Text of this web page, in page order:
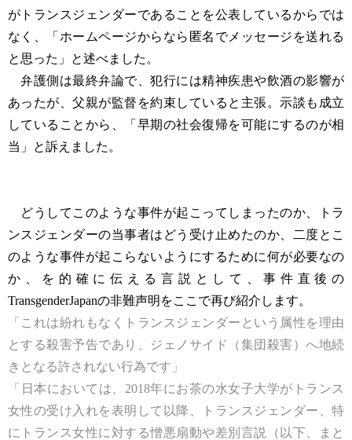
がトランスジェンダーであることを公表しているからでは
なく、「ホームページからなら匿名でメッセージを送れる
と思った」と述べました。
弁護側は最終弁論で、犯行には精神疾患や飲酒の影響が
あったが、父親が監督を約束していると主張。示談も成立
していることから、「早期の社会復帰を可能にするのが相
当」と訴えました。
どうしてこのような事件が起こってしまったのか、トラ
ンスジェンダーの当事者はどう受け止めたのか、二度とこ
のような事件が起こらないようにするために何が必要なの
か、を的確に伝える言説として、事件直後の
TransgenderJapanの非難声明をここで再び紹介します。
「これは紛れもなくトランスジェンダーという属性を理由
とする殺害予告であり、ジェノサイド（集団殺害）へ地続
きとなる許されない行為です」
「日本においては、2018年にお茶の水女子大学がトランス
女性の受け入れを表明して以降、トランスジェンダー、特
にトランス女性に対する憎悪扇動や差別言説（以下、まと